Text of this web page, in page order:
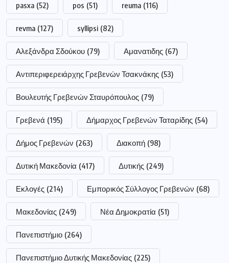
pasxa (52) pos (51) reuma (116)
revma (127) syllipsi (82)
Αλεξάνδρα Σδούκου (79) Αμανατιδης (67)
Αντιπεριφερειάρχης Γρεβενών Τσακνάκης (53)
Βουλευτής Γρεβενών Σταυρόπουλος (79)
Γρεβενά (195) Δήμαρχος Γρεβενών Ταταρίδης (54)
Δήμος Γρεβενών (263) Διακοπή (98)
Δυτική Μακεδονία (417) Δυτικής (249)
Εκλογές (214) Εμπορικός Σύλλογος Γρεβενών (68)
Μακεδονίας (249) Νέα Δημοκρατία (51)
Πανεπιστήμιο (264)
Πανεπιστήμιο Δυτικής Μακεδονίας (225)